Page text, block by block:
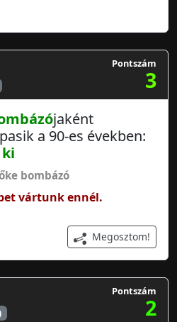
Pontszám
3
jaként
a 90-es években:
bombázó
vártunk ennél.
Megosztom!
Pontszám
2